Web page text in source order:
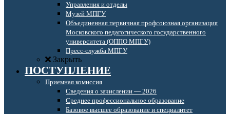
Управления и отделы
Музей МПГУ
Объединенная первичная профсоюзная организация
Московского педагогического государственного
университета (ОППО МПГУ)
Пресс-служба МПГУ
Закрыть
ПОСТУПЛЕНИЕ
Приемная комиссия
Сведения о зачислении — 2026
Среднее профессиональное образование
Базовое высшее образование и специалитет